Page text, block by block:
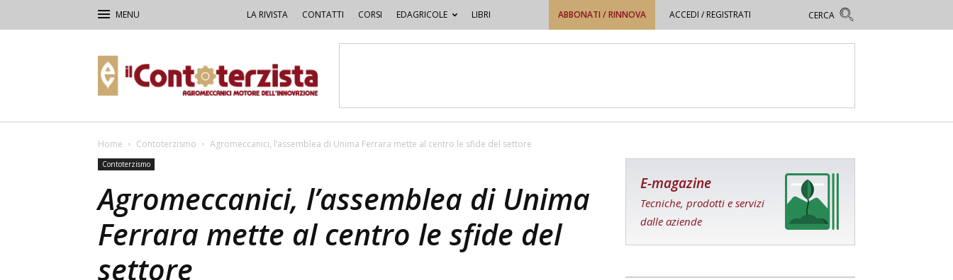
LA RIVISTA CONTATTI CORSI EDAGRICOLE LIBRI ABBONATI / RINNOVA ACCEDI / REGISTRATI
Contoterzista
Home Contoterzismo Agromeccanici, l’assemblea di Unima Ferrara mette al centro le sfide del settore
Contoterzismo
Agromeccanici, l’assemblea di Unima
Ferrara mette al centro le sfide del
settore
E-magazine
Tecniche, prodotti e servizi
dalle aziende